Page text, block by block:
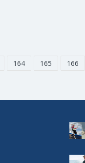
164 165 166